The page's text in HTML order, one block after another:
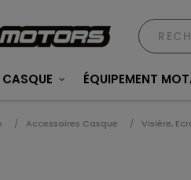
CASQUE ÉQUIPEMENT
Accessoires Casque Visière,